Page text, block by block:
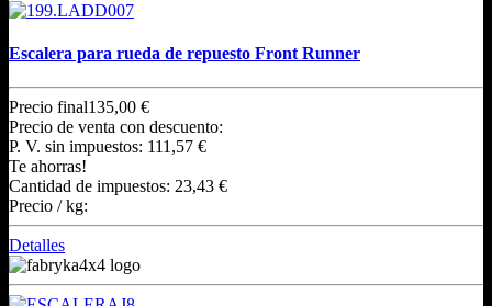
Escalera para rueda de repuesto Front Runner
Precio final135,00 €
Precio de venta con descuento:
P. V. sin impuestos: 111,57 €
Te ahorras!
Cantidad de impuestos: 23,43 €
Precio / kg:
Detalles